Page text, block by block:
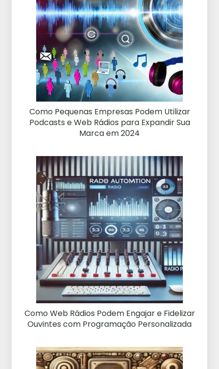
Como Pequenas Empresas Podem Utilizar
Podcasts e Web Rádios para Expandir Sua
Marca em 2024
Como Web Rádios Podem Engajar e Fidelizar
Ouvintes com Programação Personalizada